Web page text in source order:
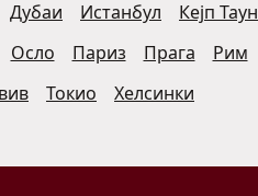
Дубаи Истанбул
Кејп Таун
Осло Париз Прага
Рим
Токио Хелсинки